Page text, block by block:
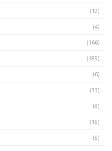
(19)
(4)
(166)
(189)
(6)
(33)
(8)
(15)
(5)